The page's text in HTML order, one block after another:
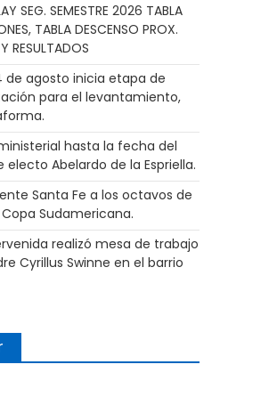
SEG. SEMESTRE 2026 TABLA
TABLA DESCENSO PROX.
RESULTADOS
de agosto inicia etapa de
para el levantamiento,
hasta la fecha del
electo Abelardo de la Espriella.
Santa Fe a los octavos de
Sudamericana.
realizó mesa de trabajo
Cyrillus Swinne en el barrio